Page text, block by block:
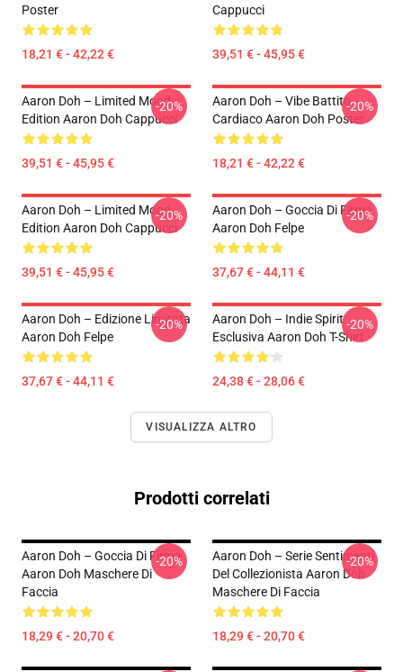
Poster
18,21 € - 42,22 €
Cappucci
39,51 € - 45,95 €
Aaron Doh – Limited Mood
Edition Aaron Doh Cappucci
39,51 € - 45,95 €
-20%
Aaron Doh – Vibe Battito
Cardiaco Aaron Doh Poster
18,21 € - 42,22 €
-20%
Aaron Doh – Limited Mood
Edition Aaron Doh Cappucci
39,51 € - 45,95 €
-20%
Aaron Doh – Goccia Di Firma
Aaron Doh Felpe
37,67 € - 44,11 €
-20%
Aaron Doh – Edizione Limitata
Aaron Doh Felpe
37,67 € - 44,11 €
-20%
Aaron Doh – Indie Spirit
Esclusiva Aaron Doh T-Shirt
24,38 € - 28,06 €
-20%
VISUALIZZA ALTRO
Prodotti correlati
Aaron Doh – Goccia Di Firma
Aaron Doh Maschere Di
Faccia
18,29 € - 20,70 €
-20%
Aaron Doh – Serie Sentimenti
Del Collezionista Aaron Doh
Maschere Di Faccia
18,29 € - 20,70 €
-20%